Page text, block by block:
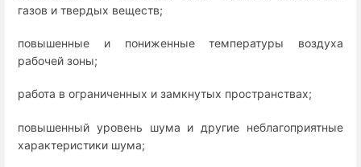
газов и твердых веществ;
повышенные и пониженные температуры воздуха
рабочей зоны;
работа в ограниченных и замкнутых пространствах;
повышенный уровень шума и другие неблагоприятные
характеристики шума;